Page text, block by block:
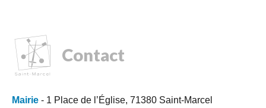
Contact
Mairie - 1 Place de l’Église, 71380 Saint-Marcel